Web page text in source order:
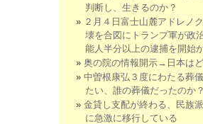
判断し、生きるのか？
２月４日富士山麓アドレノ
壊を合図にトランプ軍が政
能人半分以上の逮捕を開始
奥の院の情報開示→日本は
中曽根康弘３度にわたる葬
たい、誰の葬儀だったのか？
金貸し支配が終わる、民族
に急激に移行している